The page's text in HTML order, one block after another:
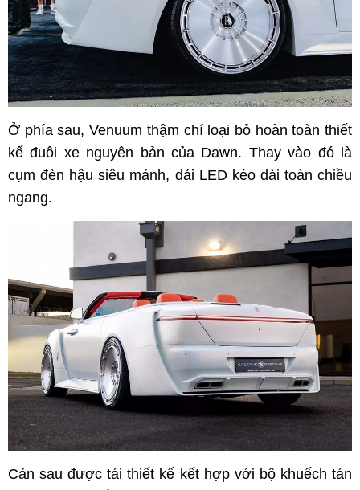
Ở phía sau, Venuum thậm chí loại bỏ hoàn toàn thiết
kế đuôi xe nguyên bản của Dawn. Thay vào đó là
cụm đèn hậu siêu mảnh, dải LED kéo dài toàn chiều
ngang.
Cản sau được tái thiết kế kết hợp với bộ khuếch tán